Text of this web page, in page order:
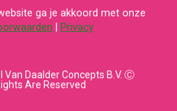
ga je akkoord met onze
Privacy
Van Daalder Concepts B.V. Ⓒ
Are Reserved